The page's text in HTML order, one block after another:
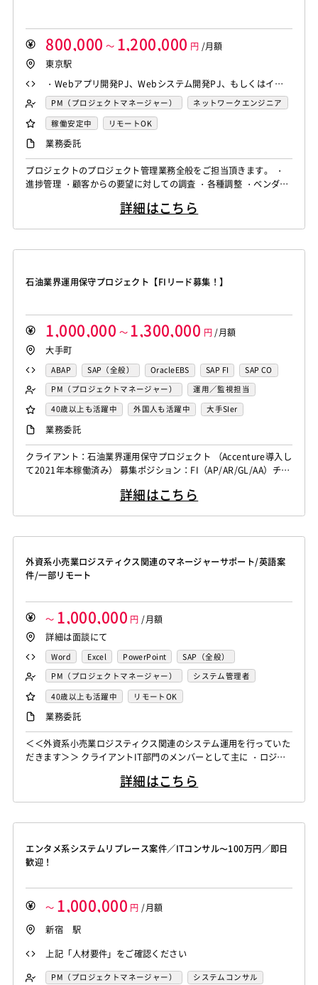
800,000 ～ 1,200,000 円 /月額
東京駅
・Webアプリ開発PJ、Webシステム開発PJ、もしくはインフ
ラ構築PJにおけるPM/PL/PMOいずれかのご経験 ・顧客折衝
のご経験3年以上
PM（プロジェクトマネージャー）
ネットワークエンジニア
システム管理者
LAMP系エンジニア
スマホアプリ開発（ネイティブ）
サーバーエンジニア
バックエンドエンジニア（サーバーサイド）
SAP系（ABAP・BASIS）エンジニア
スクラムマスター
稼働安定中 リモートOK
業務委託
プロジェクトのプロジェクト管理業務全般をご担当頂きます。 ・
進捗管理 ・顧客からの要望に対しての調査 ・各種調整 ・ベンダー
ク、フレックス制など個人で裁量をもって業務を行うことが出来る
案件の募集状況...
詳細はこちら
石油業界運用保守プロジェクト【FIリード募集！】
1,000,000 ～ 1,300,000 円 /月額
大手町
ABAP SAP（全般） OracleEBS SAP FI
SAP CO
PM（プロジェクトマネージャー）
運用／監視担当
システムコンサル
システム管理者
カスタマーサポート
ヘルプデスク
OlacleEBSシステムコンサル
PMO
SAP系（ABAP・BASIS）エンジニア
40歳以上も活躍中 外国人も活躍中
大手SIer
稼働安定中
業務委託
クライアント：石油業界運用保守プロジェクト （Accenture導入し
て2021年本稼働済み） 募集ポジション：FI（AP/AR/GL/AA）チー
日々業務内容： ・障害対応、定常作業 ・依頼された作業（手順書
詳細はこちら
外資系小売業ロジスティクス関連のマネージャーサポート/英語案
件/一部リモート
～ 1,000,000 円 /月額
詳細は面談にて
Word Excel PowerPoint
SAP（全般）
PM（プロジェクトマネージャー）
システム管理者
PMO
40歳以上も活躍中 リモートOK
業務委託
＜＜外資系小売業ロジスティクス関連のシステム運用を行っていた
だきます＞＞ クライアントIT部門のメンバーとして主に ・ロジス
対応含む） ・業務改善サポート（IT側として） ・進捗管理 ・ベン
ジ...
詳細はこちら
エンタメ系システムリプレース案件／ITコンサル〜100万円／即日
歓迎！
～ 1,000,000 円 /月額
新宿 駅
上記「人材要件」をご確認ください
PM（プロジェクトマネージャー）
システムコンサル